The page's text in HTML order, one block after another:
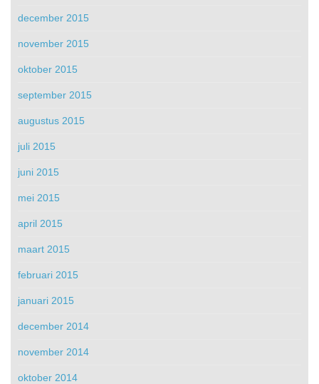
december 2015
november 2015
oktober 2015
september 2015
augustus 2015
juli 2015
juni 2015
mei 2015
april 2015
maart 2015
februari 2015
januari 2015
december 2014
november 2014
oktober 2014